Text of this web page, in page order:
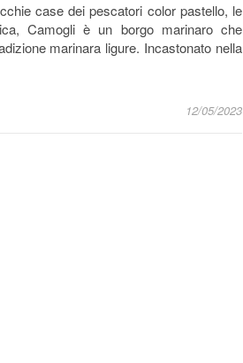
case dei pescatori color pastello, le
Camogli è un borgo marinaro che
marinara ligure. Incastonato nella
12/05/2023